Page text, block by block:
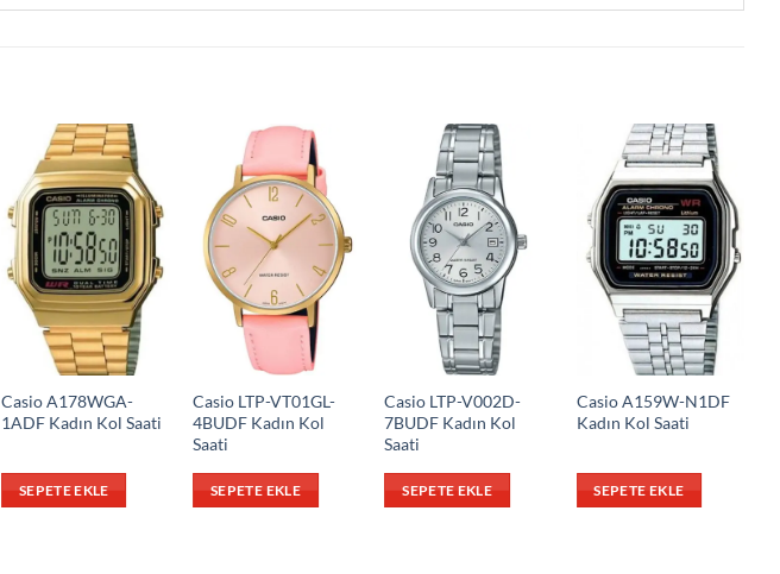
Casio A178WGA-
1ADF Kadın Kol Saati
SEPETE EKLE
Casio LTP-VT01GL-
4BUDF Kadın Kol
Saati
SEPETE EKLE
Casio LTP-V002D-
7BUDF Kadın Kol
Saati
SEPETE EKLE
Casio A159W-N1DF
Kadın Kol Saati
SEPETE EKLE